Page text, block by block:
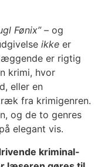
Fønix”– og
ikke er
er rigtig
krimi, hvor
eller en
fra krimigenren.
og de to genres
elegant vis.
kriminal-